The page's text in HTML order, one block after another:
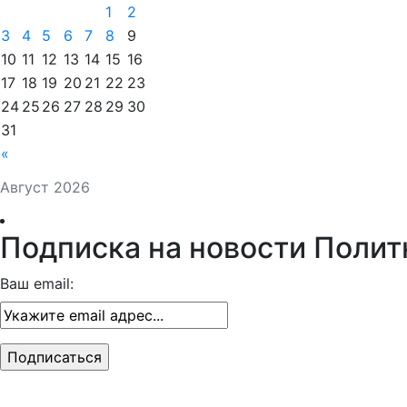
Август 2026
«
1
2
3
4 5 6 7 8
9
10 11 12 13 14 15 16
17 18 19 20 21 22 23
24 25 26 27 28 29 30
31
Подписка на новости
Ваш email: